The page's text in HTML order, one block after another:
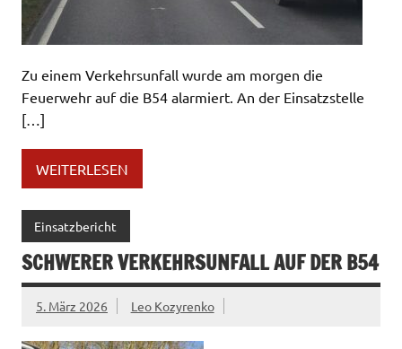
Zu einem Verkehrsunfall wurde am morgen die
Feuerwehr auf die B54 alarmiert. An der Einsatzstelle
[…]
WEITERLESEN
Einsatzbericht
SCHWERER VERKEHRSUNFALL AUF DER B54
5. März 2026 Leo Kozyrenko